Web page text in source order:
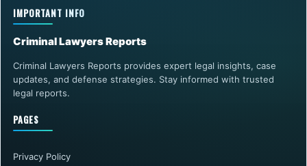
IMPORTANT INFO
Criminal Lawyers Reports
Criminal Lawyers Reports provides expert legal insights, case
updates, and defense strategies. Stay informed with trusted
legal reports.
PAGES
Privacy Policy